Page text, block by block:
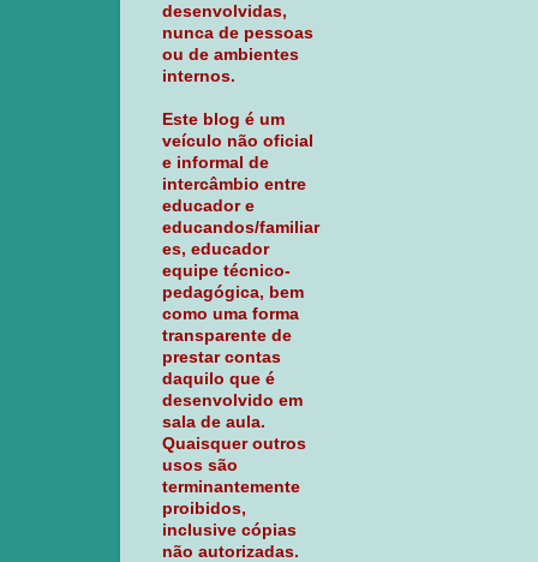
desenvolvidas,
nunca de pessoas
ou de ambientes
internos.
Este blog é um
veículo não oficial
e informal de
intercâmbio entre
educador e
educandos/familiar
es, educador
equipe técnico-
pedagógica, bem
como uma forma
transparente de
prestar contas
daquilo que é
desenvolvido em
sala de aula.
Quaisquer outros
usos são
terminantemente
proibidos,
inclusive cópias
não autorizadas.